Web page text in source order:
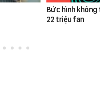
Bức hình không
22 triệu fan